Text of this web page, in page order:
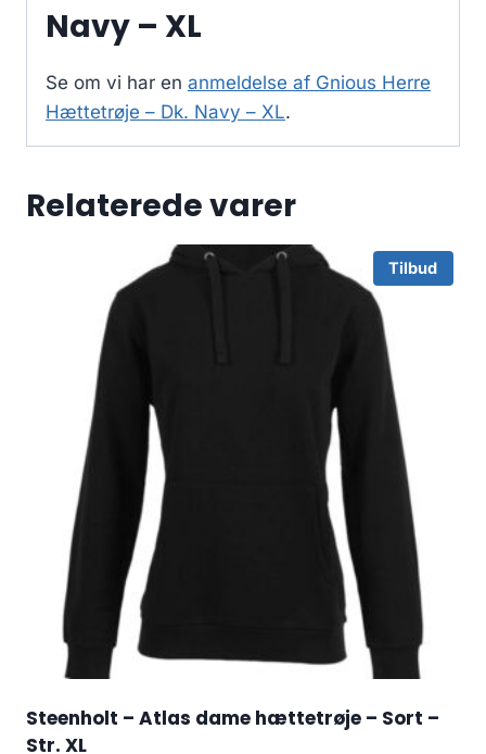
Navy – XL
Se om vi har en anmeldelse af Gnious Herre
Hættetrøje – Dk. Navy – XL.
Relaterede varer
Tilbud
Steenholt – Atlas dame hættetrøje – Sort –
Str. XL